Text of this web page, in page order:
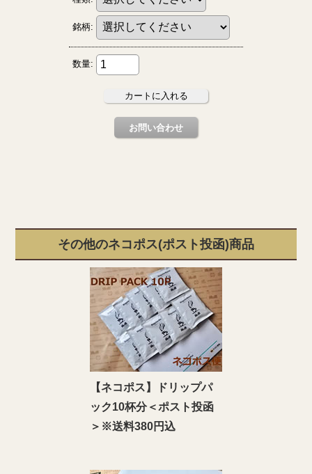
その他のネコポス(ポスト投函)商品
【ネコポス】ドリップパ
ック10杯分＜ポスト投函
＞※送料380円込